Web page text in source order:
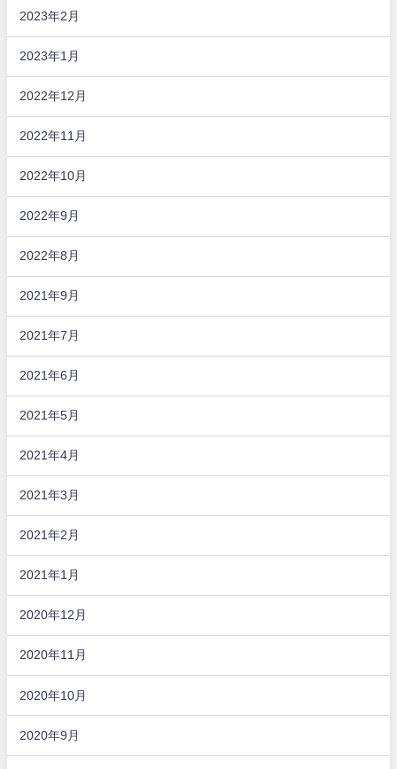
2023年2月
2023年1月
2022年12月
2022年11月
2022年10月
2022年9月
2022年8月
2021年9月
2021年7月
2021年6月
2021年5月
2021年4月
2021年3月
2021年2月
2021年1月
2020年12月
2020年11月
2020年10月
2020年9月